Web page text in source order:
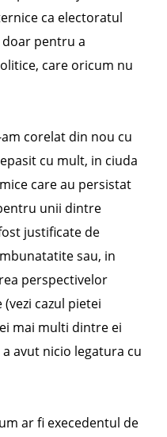
ca electoratul
pentru a
care oricum nu
corelat din nou cu
cu mult, in ciuda
care au persistat
unii dintre
justificate de
sau, in
perspectivelor
cazul pietei
mai multi dintre ei
avut nicio legatura cu
ar fi execedentul de